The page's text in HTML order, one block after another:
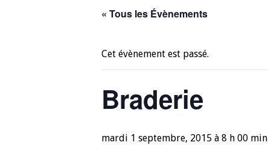
« Tous les Évènements
Cet évènement est passé.
Braderie
mardi 1 septembre, 2015 à 8 h 00 min